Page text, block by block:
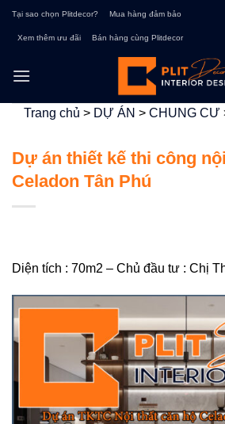
Bỏ
dung
Tại sao chọn Plitdecor? Mua hàng đảm bảo
Xem thêm ưu đãi Bán hàng cùng Plitdecor
Trang chủ > DỰ ÁN > CHUNG CƯ
Dự án thiết kế thi công
Celadon Tân Phú
Diện tích : 70m2 – Chủ đầu tư : Chị